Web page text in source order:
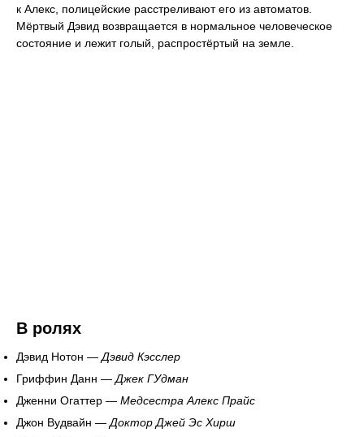
к Алекс, полицейские расстреливают его из автоматов.
Мёртвый Дэвид возвращается в нормальное человеческое
состояние и лежит голый, распростёртый на земле.
В ролях
Дэвид Нотон — Дэвид Кэсслер
Гриффин Данн — Джек ГУдман
Дженни Огаттер — Медсестра Алекс Прайс
Джон Вудвайн — Доктор Джей Эс Хирш